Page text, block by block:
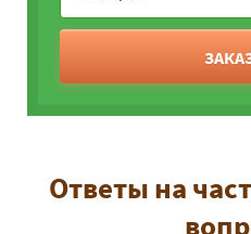
Ответы на